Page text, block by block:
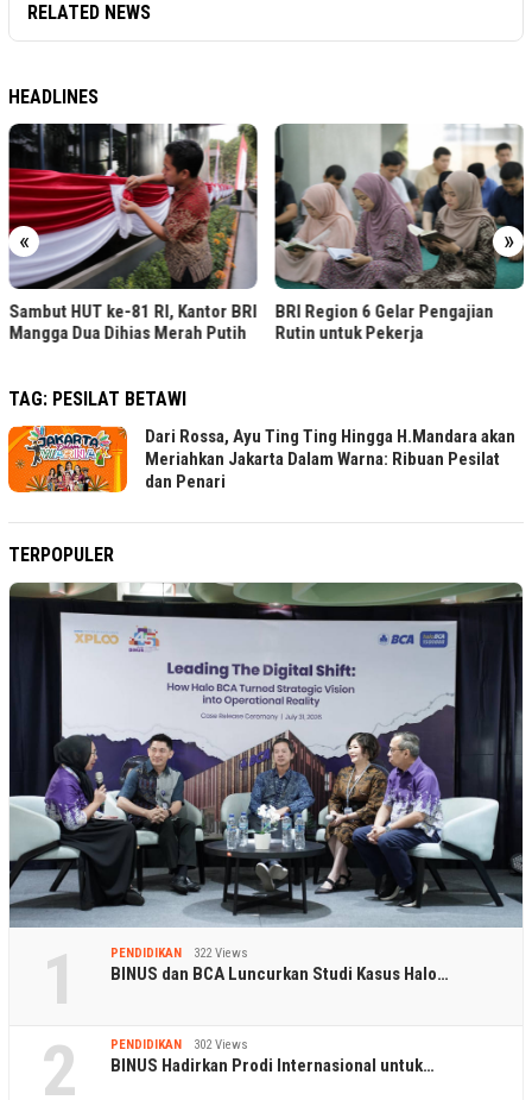
RELATED NEWS
HEADLINES
« »
Sambut HUT ke-81 RI, Kantor BRI
Mangga Dua Dihias Merah Putih
BRI Region 6 Gelar Pengajian
Rutin untuk Pekerja
TAG: PESILAT BETAWI
Dari Rossa, Ayu Ting Ting Hingga H.Mandara akan
Meriahkan Jakarta Dalam Warna: Ribuan Pesilat
dan Penari
TERPOPULER
1 PENDIDIKAN 322 Views
BINUS dan BCA Luncurkan Studi Kasus Halo…
2 PENDIDIKAN 302 Views
BINUS Hadirkan Prodi Internasional untuk…